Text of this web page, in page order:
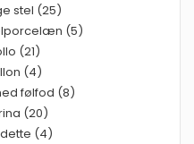
stel (25)
(5)
(21)
(4)
følfod (8)
(20)
(4)